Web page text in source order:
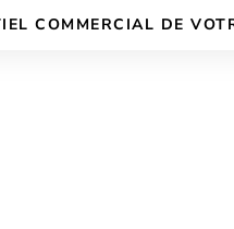
COMMERCIAL DE